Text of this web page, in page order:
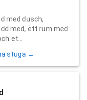
med dusch,
med, ett rum med
et...
stuga →